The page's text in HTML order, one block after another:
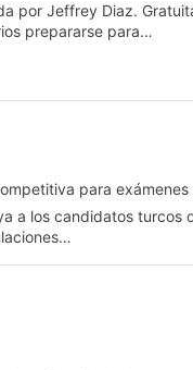
por Jeffrey Diaz.
prepararse para…
para
a los candidatos turcos